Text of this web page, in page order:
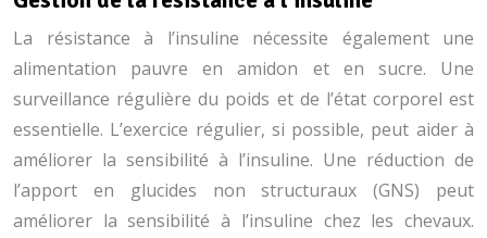
La résistance à l’insuline nécessite également une
alimentation pauvre en amidon et en sucre. Une
surveillance régulière du poids et de l’état corporel est
essentielle. L’exercice régulier, si possible, peut aider à
améliorer la sensibilité à l’insuline. Une réduction de
l’apport en glucides non structuraux (GNS) peut
améliorer la sensibilité à l’insuline chez les chevaux.